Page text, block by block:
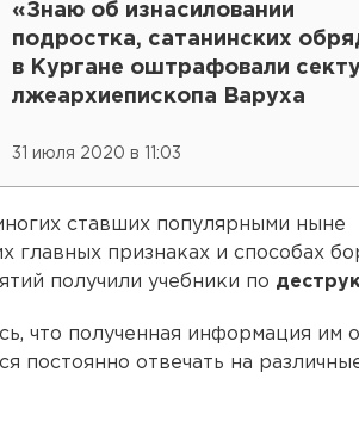
«Знаю об изнасиловании
подростка, сатанинских
в Кургане оштрафовали
лжеархиепископа Варуха
31 июля 2020 в 11:03
ставших популярными ныне
главных признаках и способах
получили учебники по
что полученная информация им
постоянно отвечать на